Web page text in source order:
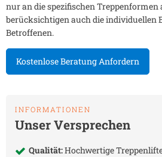
nur an die spezifischen Treppenformen
berücksichtigen auch die individuellen
Betroffenen.
Kostenlose Beratung Anfordern
INFORMATIONEN
Unser Versprechen
Qualität:Hochwertige